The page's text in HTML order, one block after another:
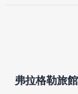
弗拉格勒旅館